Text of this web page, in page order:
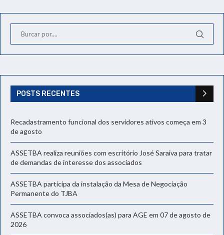
POSTS RECENTES
Recadastramento funcional dos servidores ativos começa em 3
de agosto
ASSETBA realiza reuniões com escritório José Saraiva para tratar
de demandas de interesse dos associados
ASSETBA participa da instalação da Mesa de Negociação
Permanente do TJBA
ASSETBA convoca associados(as) para AGE em 07 de agosto de
2026